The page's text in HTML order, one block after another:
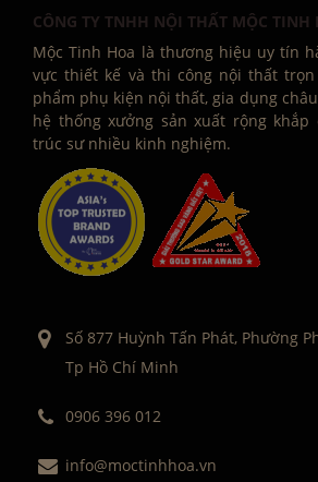
CÔNG TY TNHH NỘI THẤT MỘC TINH
Mộc Tinh Hoa là thương hiệu uy tín
vực thiết kế và thi công nội thất trọn
phẩm phụ kiện nội thất, gia dụng
hệ thống xưởng sản xuất rộng khắp
trúc sư nhiều kinh nghiệm.
Số 877 Huỳnh Tấn Phát, Phường
Tp Hồ Chí Minh
0906 396 012
info@moctinhhoa.vn